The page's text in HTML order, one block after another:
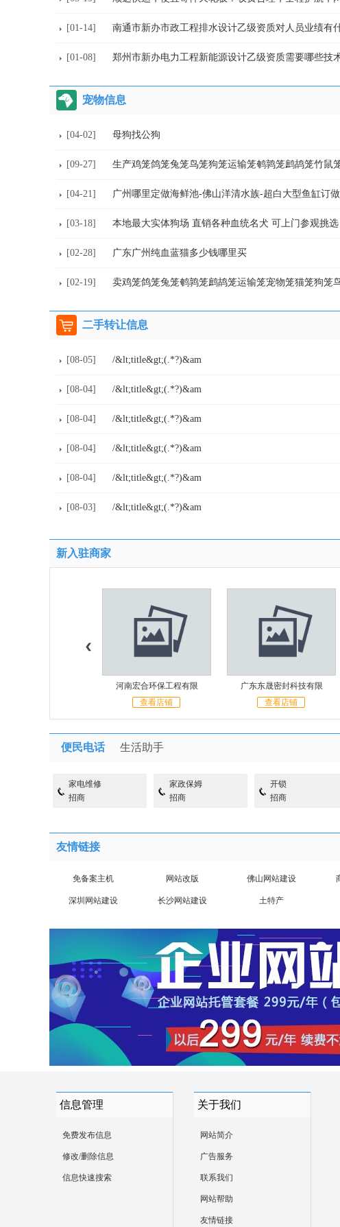
[01-14] 南通市新办市政工程排水设计乙级资质对人员业绩有
[01-08] 郑州市新办电力工程新能源设计乙级资质需要哪些技
宠物信息
[04-02] 母狗找公狗
[09-27]
[04-21] 广州哪里定做海鲜池-佛山洋清水族-超白大型鱼缸订做
[03-18] 本地最大实体狗场 直销各种血统名犬 可上门参观挑选
[02-28] 广东广州纯血蓝猫多少钱哪里买
[02-19]
二手转让信息
[08-05] /&lt;title&gt;(.*?)&am
[08-04] /&lt;title&gt;(.*?)&am
[08-04] /&lt;title&gt;(.*?)&am
[08-04] /&lt;title&gt;(.*?)&am
[08-04] /&lt;title&gt;(.*?)&am
[08-03] /&lt;title&gt;(.*?)&am
新入驻商家
广东东晟密封科技有限
查看店铺
广州康赢食品有限公司
查看店铺
便民电话 生活助手
家电维修
招商
家政保姆
招商
开锁
招商
友情链接
免备案主机 网站改版 佛山网站建设
深圳网站建设 长沙网站建设 土特产
信息管理
免费发布信息
修改/删除信息
信息快速搜索
关于我们
网站简介
广告服务
联系我们
网站帮助
友情链接